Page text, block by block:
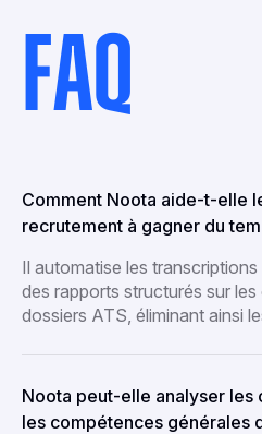
FAQ
Comment Noota aide-t-elle
recrutement à gagner du
Il automatise les
des rapports structurés sur
dossiers ATS, éliminant ainsi
Noota peut-elle analyser les
les compétences générales